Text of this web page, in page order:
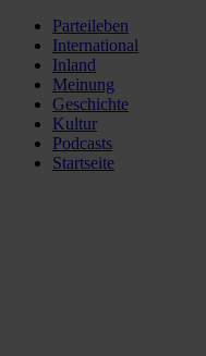
Parteileben
International
Inland
Meinung
Geschichte
Kultur
Podcasts
Startseite